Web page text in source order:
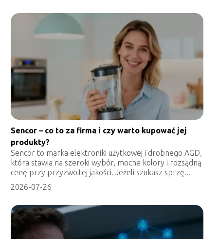
Sencor – co to za firma i czy warto kupować jej
produkty?
Sencor to marka elektroniki użytkowej i drobnego AGD,
która stawia na szeroki wybór, mocne kolory i rozsądną
cenę przy przyzwoitej jakości. Jeżeli szukasz sprzę...
2026-07-26